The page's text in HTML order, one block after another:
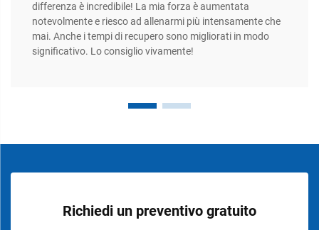
differenza è incredibile! La mia forza è aumentata
notevolmente e riesco ad allenarmi più intensamente che
mai. Anche i tempi di recupero sono migliorati in modo
significativo. Lo consiglio vivamente!
Richiedi un preventivo gratuito